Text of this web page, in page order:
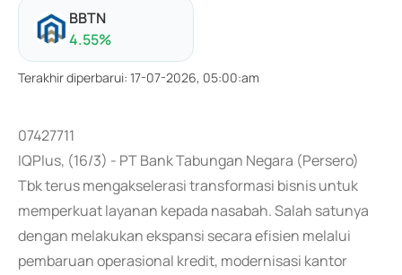
BBTN
4.55%
Terakhir diperbarui: 17-07-2026, 05:00:am
07427711
IQPlus, (16/3) - PT Bank Tabungan Negara (Persero)
Tbk terus mengakselerasi transformasi bisnis untuk
memperkuat layanan kepada nasabah. Salah satunya
dengan melakukan ekspansi secara efisien melalui
pembaruan operasional kredit, modernisasi kantor